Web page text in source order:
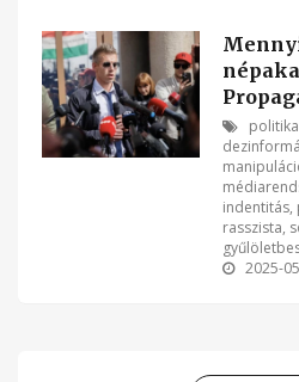
indentitás,
rasszista,
2025-